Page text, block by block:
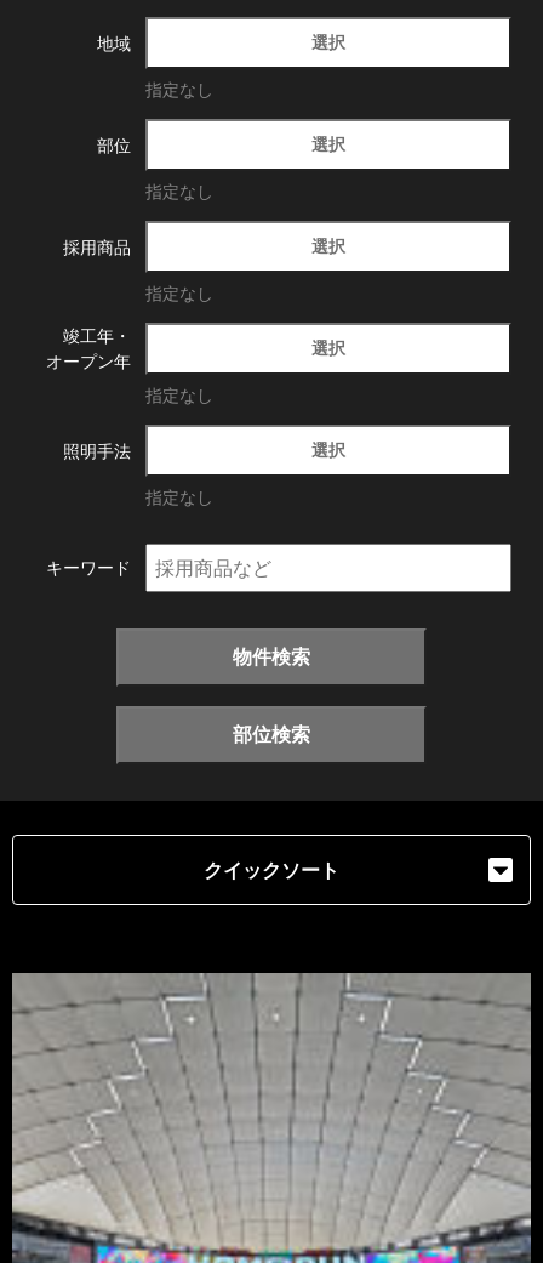
地域 選択
指定なし
部位 選択
指定なし
採用商品 選択
指定なし
竣工年・
オープン年
選択
指定なし
照明手法 選択
指定なし
キーワード
物件検索
部位検索
クイックソート